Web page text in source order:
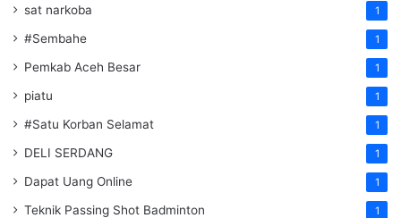
sat narkoba 1
#Sembahe 1
Pemkab Aceh Besar 1
piatu 1
#Satu Korban Selamat 1
DELI SERDANG 1
Dapat Uang Online 1
Teknik Passing Shot Badminton 1